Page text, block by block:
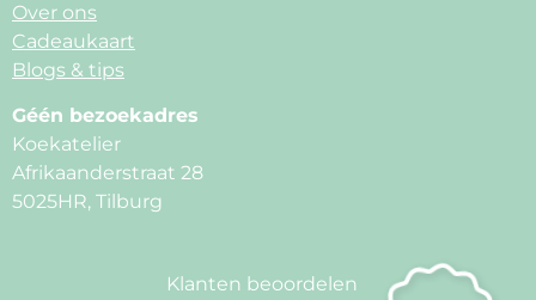
Over ons
Cadeaukaart
Blogs & tips
Géén bezoekadres
Koekatelier
Afrikaanderstraat 28
5025HR, Tilburg
Klanten beoordelen